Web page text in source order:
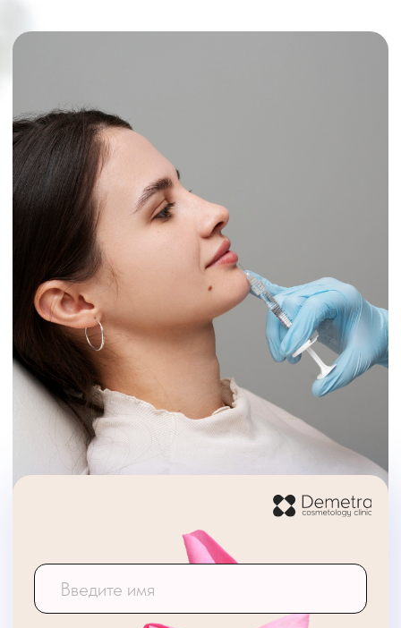
Записаться через